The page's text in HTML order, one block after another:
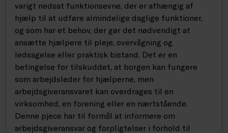
varigt nedsat funktionsevne, der er afhængig af
hjælp til at udføre almindelige daglige funktioner,
og som har et behov, der gør det nødvendigt at
ansætte hjælpere til pleje, overvågning og
ledsagelse eller praktisk bistand. Det er en
betingelse for tilskuddet, at borgen kan fungere
som arbejdsleder for hjælperne, men
arbejdsgiveransvaret kan overdrages til en
virksomhed, en forening eller en nærtstående.
Denne pjece har til formål at informere om
arbejdsgiveransvar og forpligtelser i forhold til